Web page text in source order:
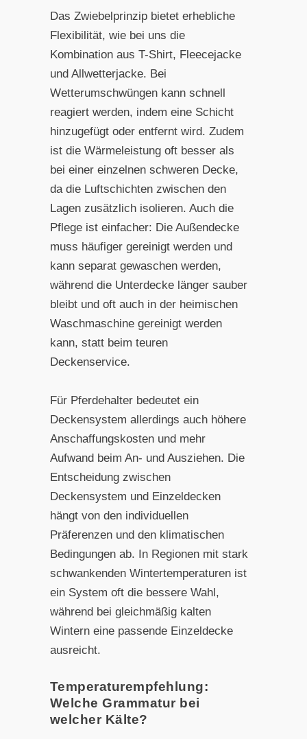
Das Zwiebelprinzip bietet erhebliche
Flexibilität, wie bei uns die
Kombination aus T-Shirt, Fleecejacke
und Allwetterjacke. Bei
Wetterumschwüngen kann schnell
reagiert werden, indem eine Schicht
hinzugefügt oder entfernt wird. Zudem
ist die Wärmeleistung oft besser als
bei einer einzelnen schweren Decke,
da die Luftschichten zwischen den
Lagen zusätzlich isolieren. Auch die
Pflege ist einfacher: Die Außendecke
muss häufiger gereinigt werden und
kann separat gewaschen werden,
während die Unterdecke länger sauber
bleibt und oft auch in der heimischen
Waschmaschine gereinigt werden
kann, statt beim teuren
Deckenservice.
Für Pferdehalter bedeutet ein
Deckensystem allerdings auch höhere
Anschaffungskosten und mehr
Aufwand beim An- und Ausziehen. Die
Entscheidung zwischen
Deckensystem und Einzeldecken
hängt von den individuellen
Präferenzen und den klimatischen
Bedingungen ab. In Regionen mit stark
schwankenden Wintertemperaturen ist
ein System oft die bessere Wahl,
während bei gleichmäßig kalten
Wintern eine passende Einzeldecke
ausreicht.
Temperaturempfehlung:
Welche Grammatur bei
welcher Kälte?